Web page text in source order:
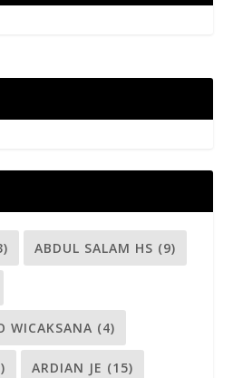
ABDUL SALAM HS (9)
WICAKSANA (4)
ARDIAN JE (15)